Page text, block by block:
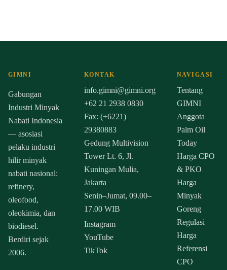
GIMNI
Gabungan
Industri Minyak
Nabati Indonesia
— asosiasi
pelaku industri
hilir minyak
nabati nasional:
refinery,
oleofood,
oleokimia, dan
biodiesel.
Berdiri sejak
2006.
KONTAK
info.gimni@gimni.org
+62 21 2938 0830
Fax: (+6221)
29380883
Gedung Multivision
Tower Lt. 6, Jl.
Kuningan Mulia,
Jakarta
Senin–Jumat, 09.00–
17.00 WIB
Instagram
YouTube
TikTok
NAVIGASI
Tentang
GIMNI
Anggota
Palm Oil
Today
Harga CPO
& PKO
Harga
Minyak
Goreng
Regulasi
Harga
Referensi
CPO